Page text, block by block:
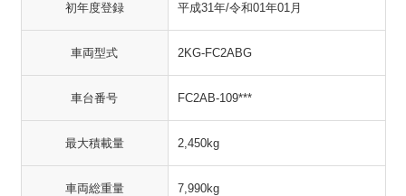
初年度登録 平成31年/令和01年01月
車両型式 2KG-FC2ABG
車台番号 FC2AB-109***
最大積載量 2,450kg
車両総重量 7,990kg